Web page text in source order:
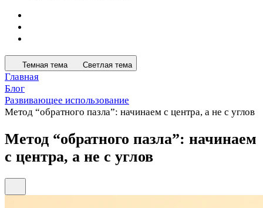
Темная тема Светлая тема
Главная
Блог
Развивающее использование
Метод “обратного пазла”: начинаем с центра, а не с углов
Метод “обратного пазла”: начинаем
с центра, а не с углов